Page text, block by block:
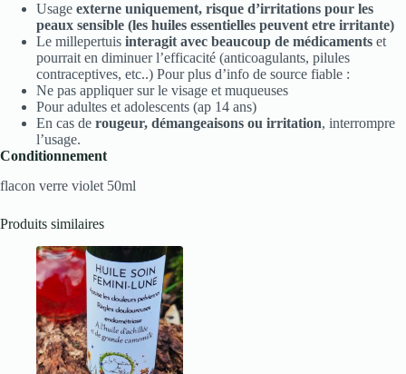
Usage externe uniquement, risque d’irritations pour les
peaux sensible (les huiles essentielles peuvent etre irritante)
Le millepertuis interagit avec beaucoup de médicaments et
pourrait en diminuer l’efficacité (anticoagulants, pilules
contraceptives, etc..) Pour plus d’info de source fiable :
Ne pas appliquer sur le visage et muqueuses
Pour adultes et adolescents (ap 14 ans)
En cas de rougeur, démangeaisons ou irritation, interrompre
l’usage.
Conditionnement
flacon verre violet 50ml
Produits similaires